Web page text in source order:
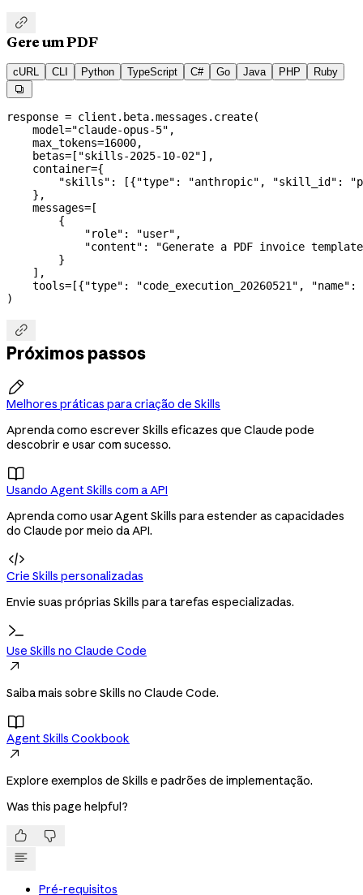

Gere um PDF
cURL CLI Python TypeScript C# Go Java PHP Ruby

response = client.beta.messages.create(
    model
="claude-opus-5" ,
    max_tokens
=16000,
    betas
= [ "skills-2025-10-02"],
    container
={
        "skills"
: [{"type" : "anthropic" , "skill_id" :
    },
    messages
= [
        {
            "role"
: "user" ,
            "content"
:
"Generate a PDF invoice
        }
    ],
    tools
= [{"type" : "code_execution_20260521" , "name" :
)

Próximos passos

Melhores práticas para criação de Skills
Aprenda como escrever Skills eficazes que Claude pode
descobrir e usar com sucesso.

Usando Agent Skills com a API
Aprenda como usar Agent Skills para estender as capacidades
do Claude por meio da API.

Crie Skills personalizadas
Envie suas próprias Skills para tarefas especializadas.
Use Skills no Claude Code

Saiba mais sobre Skills no Claude Code.

Agent Skills Cookbook

Explore exemplos de Skills e padrões de implementação.
Was this page helpful?
 
Pré-requisitos